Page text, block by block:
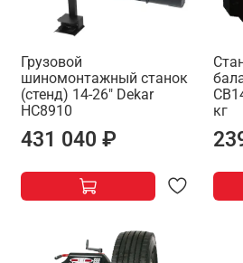
Грузовой
шиномонтажный станок
(стенд) 14-26" Dekar
HC8910
431 040 ₽
кг